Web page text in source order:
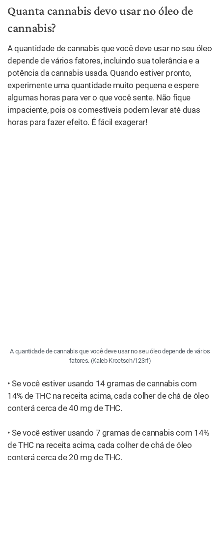
Quanta cannabis devo usar no óleo de
cannabis?
A quantidade de cannabis que você deve usar no seu óleo
depende de vários fatores, incluindo sua tolerância e a
potência da cannabis usada. Quando estiver pronto,
experimente uma quantidade muito pequena e espere
algumas horas para ver o que você sente. Não fique
impaciente, pois os comestíveis podem levar até duas
horas para fazer efeito. É fácil exagerar!
A quantidade de cannabis que você deve usar no seu óleo depende de vários
fatores. (Kaleb Kroetsch/123rf)
• Se você estiver usando 14 gramas de cannabis com
14% de THC na receita acima, cada colher de chá de óleo
conterá cerca de 40 mg de THC.
• Se você estiver usando 7 gramas de cannabis com 14%
de THC na receita acima, cada colher de chá de óleo
conterá cerca de 20 mg de THC.